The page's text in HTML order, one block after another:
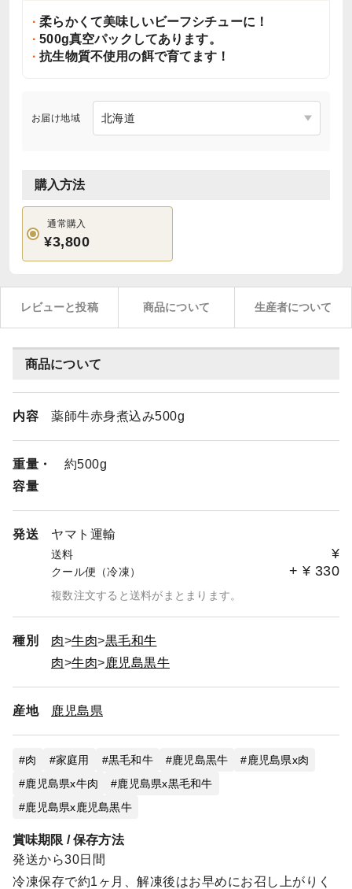
柔らかくて美味しいビーフシチューに！
500g真空パックしてあります。
抗生物質不使用の餌で育てます！
お届け地域
購入方法
通常購入
¥3,800
レビューと投稿 商品について 生産者について
商品について
内容 薬師牛赤身煮込み500g
重量・
容量
約500g
発送 ヤマト運輸
送料 ¥
クール便（冷凍） + ¥ 330
複数注文すると送料がまとまります。
種別 肉 牛肉
黒毛和牛
肉
牛肉 鹿児島黒牛
産地 鹿児島県
肉 家庭用 黒毛和牛 鹿児島黒牛
鹿児島県x肉
鹿児島県x牛肉
鹿児島県x黒毛和牛
鹿児島県x鹿児島黒牛
賞味期限 / 保存方法
発送から30日間
冷凍保存で約1ヶ月、解凍後はお早めにお召し上がりく